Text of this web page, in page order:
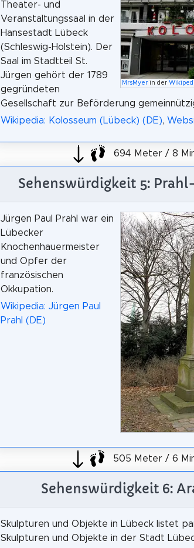
MrsMyerin der
Theater- und
Veranstaltungssaal in der
Hansestadt Lübeck
(Schleswig-Holstein). Der
Saal im Stadtteil St.
Jürgen gehört der 1789
gegründeten
Gesellschaft zur Beförderung
Wikipedia: Kolosseum (Lübeck) (DE),
694 Meter / 8
Sehenswürdigkeit 5:
Jürgen Paul Prahl war ein
Lübecker
Knochenhauermeister
und Opfer der
französischen
Okkupation.
Wikipedia: Jürgen Paul
Prahl (DE)
505 Meter / 6
Sehenswürdigkeit 6:
Skulpturen und Objekte in Lübeck listet
Skulpturen und Objekte in der Stadt